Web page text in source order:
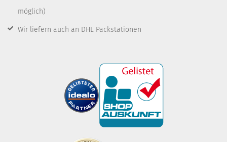
möglich)
Wir liefern auch an DHL Packstationen